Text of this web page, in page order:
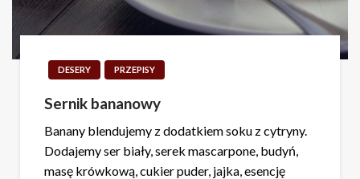
DESERY PRZEPISY
Sernik bananowy
Banany blendujemy z dodatkiem soku z cytryny.
Dodajemy ser biały, serek mascarpone, budyń,
masę krówkową, cukier puder, jajka, esencję